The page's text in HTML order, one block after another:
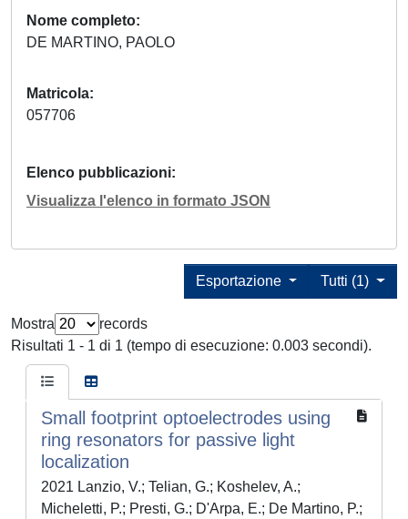
Nome completo
DE MARTINO, PAOLO
Matricola
057706
Elenco pubblicazioni
Visualizza l'elenco in formato JSON
Tutti (1)
Esportazione
Mostra
records
Risultati 1 - 1 di 1 (tempo di esecuzione: 0.003 secondi).
Small footprint optoelectrodes using
ring resonators for passive light
localization
2021 Lanzio, V.; Telian, G.; Koshelev, A.;
Micheletti, P.; Presti, G.; D'Arpa, E.; De Martino, P.;